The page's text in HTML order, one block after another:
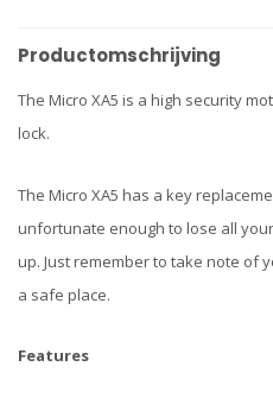
Productomschrijving
The Micro XA5 is a high security
lock.
The Micro XA5 has a key
unfortunate enough to lose all
up. Just remember to take note of
a safe place.
Features